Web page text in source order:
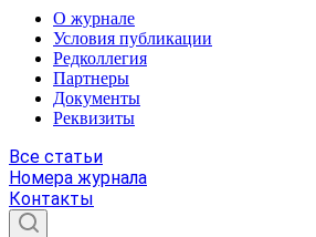
О журнале
Условия публикации
Редколлегия
Партнеры
Документы
Реквизиты
Все статьи
Номера журнала
Контакты